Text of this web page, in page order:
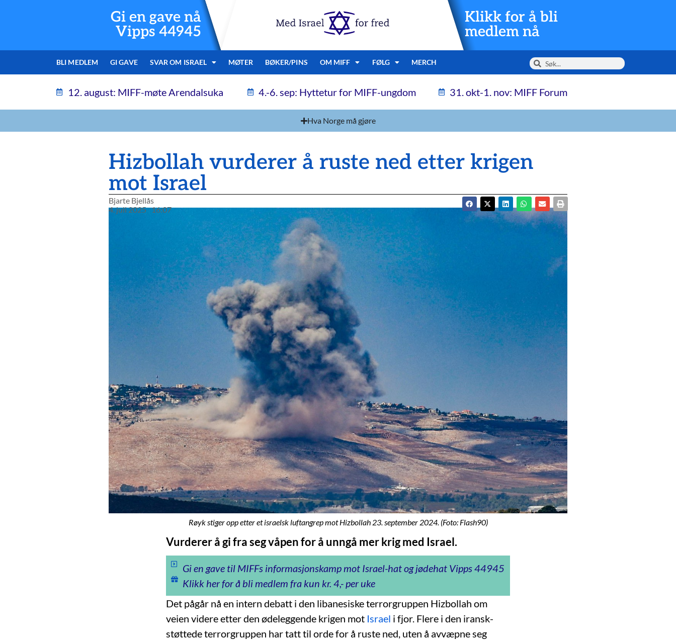
Gi en gave nå
Vipps 44945
Klikk for å bli
medlem nå
BLI MEDLEM GI GAVE SVAR OM ISRAEL MØTER BØKER/PINS OM MIFF FØLG MERCH
12. august: MIFF-møte Arendalsuka 4.-6. sep: Hyttetur for MIFF-ungdom 31. okt-1. nov: MIFF Forum
Hva Norge må gjøre
Hizbollah vurderer å ruste ned etter krigen
mot Israel
Bjarte Bjellås
4. juli 2025 16:07
Røyk stiger opp etter et israelsk luftangrep mot Hizbollah 23. september 2024. (Foto: Flash90)
Vurderer å gi fra seg våpen for å unngå mer krig med Israel.
Gi en gave til MIFFs informasjonskamp mot Israel-hat og jødehat Vipps 44945
Klikk her for å bli medlem fra kun kr. 4,- per uke
Det pågår nå en intern debatt i den libanesiske terrorgruppen Hizbollah om
veien videre etter den ødeleggende krigen mot Israel i fjor. Flere i den iransk-
støttede terrorgruppen har tatt til orde for å ruste ned, uten å avvæpne seg